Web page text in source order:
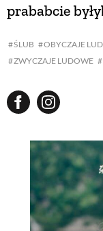
ŚLUB OBYCZAJE
ZWYCZAJE LUDOWE
prababcie